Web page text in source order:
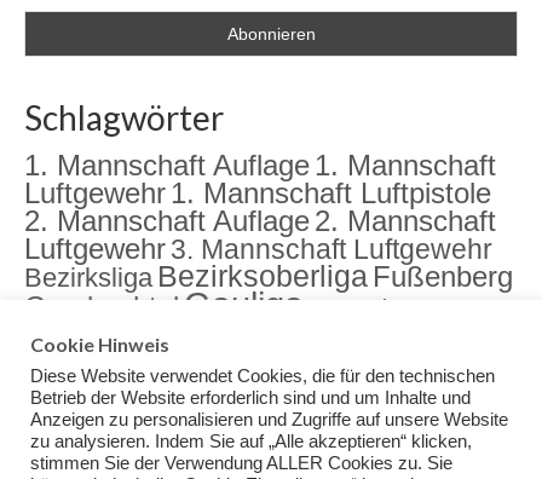
Schlagwörter
1. Mannschaft Auflage1. Mannschaft
Luftgewehr1. Mannschaft Luftpistole
2. Mannschaft Auflage2. Mannschaft
Luftgewehr3. Mannschaft Luftgewehr
Bezirksliga Bezirksoberliga Fußenberg
Gambachtal Gauliga
Jugend
Jugendarbeit
Meisterschaft Rama Dama Sektion
TrainingVeranstaltungen
Cookie Hinweis
Diese Website verwendet Cookies, die für den technischen
Betrieb der Website erforderlich sind und um Inhalte und
Anzeigen zu personalisieren und Zugriffe auf unsere Website
zu analysieren. Indem Sie auf „Alle akzeptieren“ klicken,
stimmen Sie der Verwendung ALLER Cookies zu. Sie